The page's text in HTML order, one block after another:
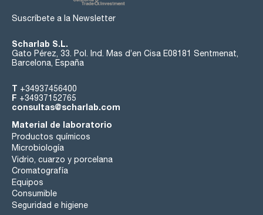
Suscríbete a la Newsletter
Scharlab S.L.
Gato Pérez, 33. Pol. Ind. Mas d’en Cisa E08181 Sentmenat,
Barcelona, España
T +34937456400
F +34937152765
consultas@scharlab.com
Material de laboratorio
Productos químicos
Microbiología
Vidrio, cuarzo y porcelana
Cromatografía
Equipos
Consumible
Seguridad e higiene